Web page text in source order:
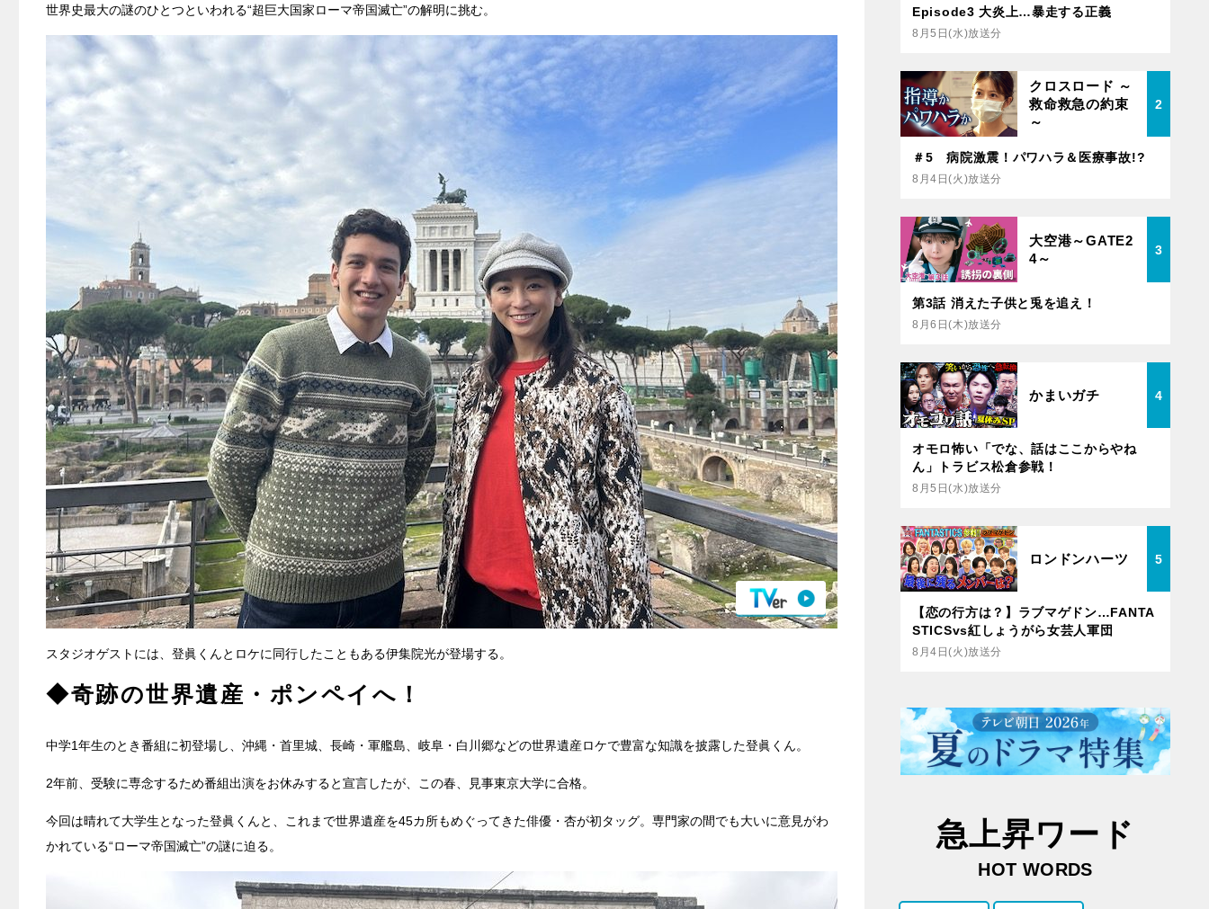
世界史最大の謎のひとつといわれる“超巨大国家ローマ帝国滅亡”の解明に挑む。
スタジオゲストには、登眞くんとロケに同行したこともある伊集院光が登場する。
◆奇跡の世界遺産・ポンペイへ！
中学1年生のとき番組に初登場し、沖縄・首里城、長崎・軍艦島、岐阜・白川郷などの世界遺産ロケで豊富な知識を披露した登眞くん。
2年前、受験に専念するため番組出演をお休みすると宣言したが、この春、見事東京大学に合格。
今回は晴れて大学生となった登眞くんと、これまで世界遺産を45カ所もめぐってきた俳優・杏が初タッグ。専門家の間でも大いに意見がわ
かれている“ローマ帝国滅亡”の謎に迫る。
Episode3 大炎上…暴走する正義
8月5日(水)放送分
クロスロード ～
救命救急の約束
～
2
＃5 病院激震！パワハラ＆医療事故!?
8月4日(火)放送分
大空港～GATE2
4～
3
第3話 消えた子供と兎を追え！
8月6日(木)放送分
かまいガチ 4
オモロ怖い「でな、話はここからやね
ん」トラビス松倉参戦！
8月5日(水)放送分
ロンドンハーツ 5
【恋の行方は？】ラブマゲドン…FANTA
STICSvs紅しょうがら女芸人軍団
8月4日(火)放送分
急上昇ワード
HOT WORDS